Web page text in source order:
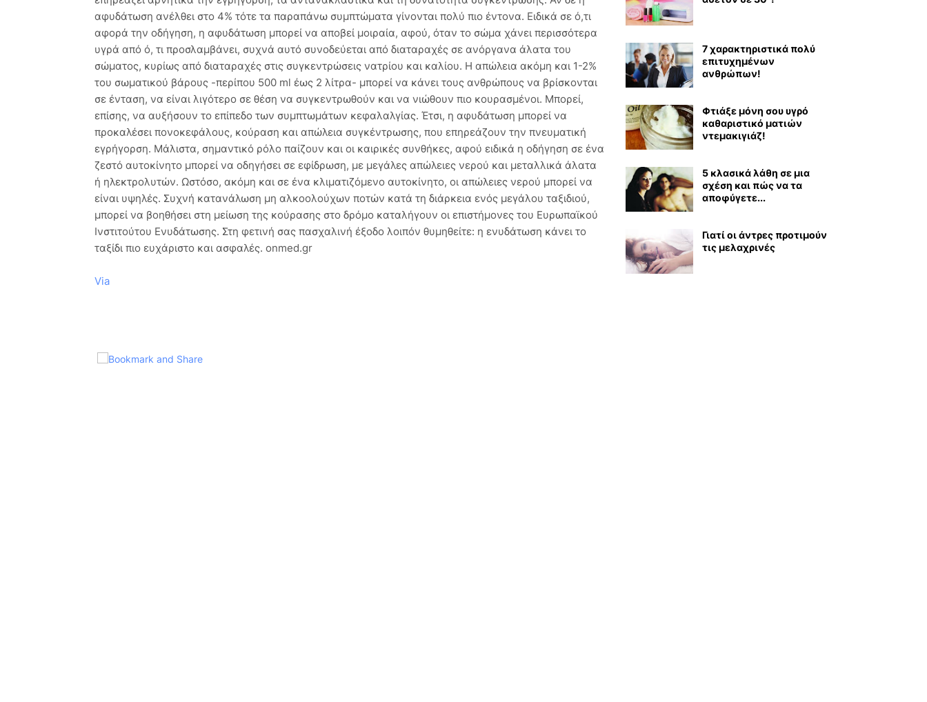
αφυδάτωση ανέλθει στο 4% τότε τα παραπάνω συμπτώματα γίνονται πολύ πιο έντονα. Ειδικά σε ό,τι
αφορά την οδήγηση, η αφυδάτωση μπορεί να αποβεί μοιραία, αφού, όταν το σώμα χάνει περισσότερα
υγρά από ό, τι προσλαμβάνει, συχνά αυτό συνοδεύεται από διαταραχές σε ανόργανα άλατα του
σώματος, κυρίως από διαταραχές στις συγκεντρώσεις νατρίου και καλίου. Η απώλεια ακόμη και 1-2%
του σωματικού βάρους -περίπου 500 ml έως 2 λίτρα- μπορεί να κάνει τους ανθρώπους να βρίσκονται
σε ένταση, να είναι λιγότερο σε θέση να συγκεντρωθούν και να νιώθουν πιο κουρασμένοι. Μπορεί,
επίσης, να αυξήσουν το επίπεδο των συμπτωμάτων κεφαλαλγίας. Έτσι, η αφυδάτωση μπορεί να
προκαλέσει πονοκεφάλους, κούραση και απώλεια συγκέντρωσης, που επηρεάζουν την πνευματική
εγρήγορση. Μάλιστα, σημαντικό ρόλο παίζουν και οι καιρικές συνθήκες, αφού ειδικά η οδήγηση σε ένα
ζεστό αυτοκίνητο μπορεί να οδηγήσει σε εφίδρωση, με μεγάλες απώλειες νερού και μεταλλικά άλατα
ή ηλεκτρολυτών. Ωστόσο, ακόμη και σε ένα κλιματιζόμενο αυτοκίνητο, οι απώλειες νερού μπορεί να
είναι υψηλές. Συχνή κατανάλωση μη αλκοολούχων ποτών κατά τη διάρκεια ενός μεγάλου ταξιδιού,
μπορεί να βοηθήσει στη μείωση της κούρασης στο δρόμο καταλήγουν οι επιστήμονες του Ευρωπαϊκού
Ινστιτούτου Ενυδάτωσης. Στη φετινή σας πασχαλινή έξοδο λοιπόν θυμηθείτε: η ενυδάτωση κάνει το
ταξίδι πιο ευχάριστο και ασφαλές. onmed.gr
Via
7 χαρακτηριστικά πολύ
επιτυχημένων
ανθρώπων!
Φτιάξε μόνη σου υγρό
καθαριστικό ματιών
ντεμακιγιάζ!
5 κλασικά λάθη σε μια
σχέση και πώς να τα
αποφύγετε...
Γιατί οι άντρες προτιμούν
τις μελαχρινές